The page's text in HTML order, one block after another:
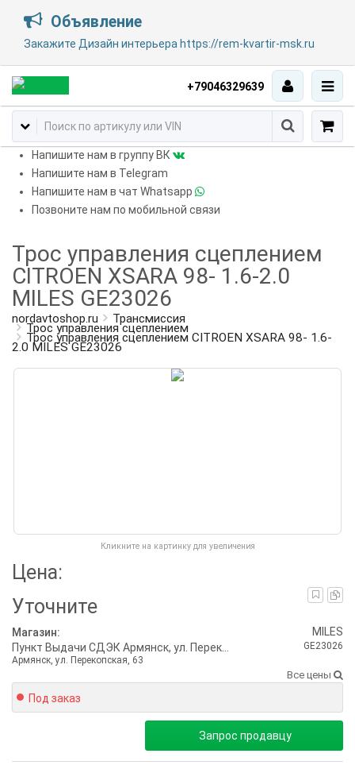
Объявление
Закажите Дизайн интерьера https://rem-kvartir-msk.ru
+79046329639
Напишите нам в группу ВК
Напишите нам в Telegram
Напишите нам в чат Whatsapp
Позвоните нам по мобильной связи
Трос управления сцеплением
CITROEN XSARA 98- 1.6-2.0
MILES GE23026
nordavtoshop.ru Трансмиссия
Трос управления сцеплением
Трос управления сцеплением CITROEN XSARA 98- 1.6-
2.0 MILES GE23026
Кликните на картинку для увеличения
Цена:
Уточните
Магазин:
Армянск, ул. Перекопская, 63
MILES
GE23026
Все цены
Под заказ
Запрос продавцу